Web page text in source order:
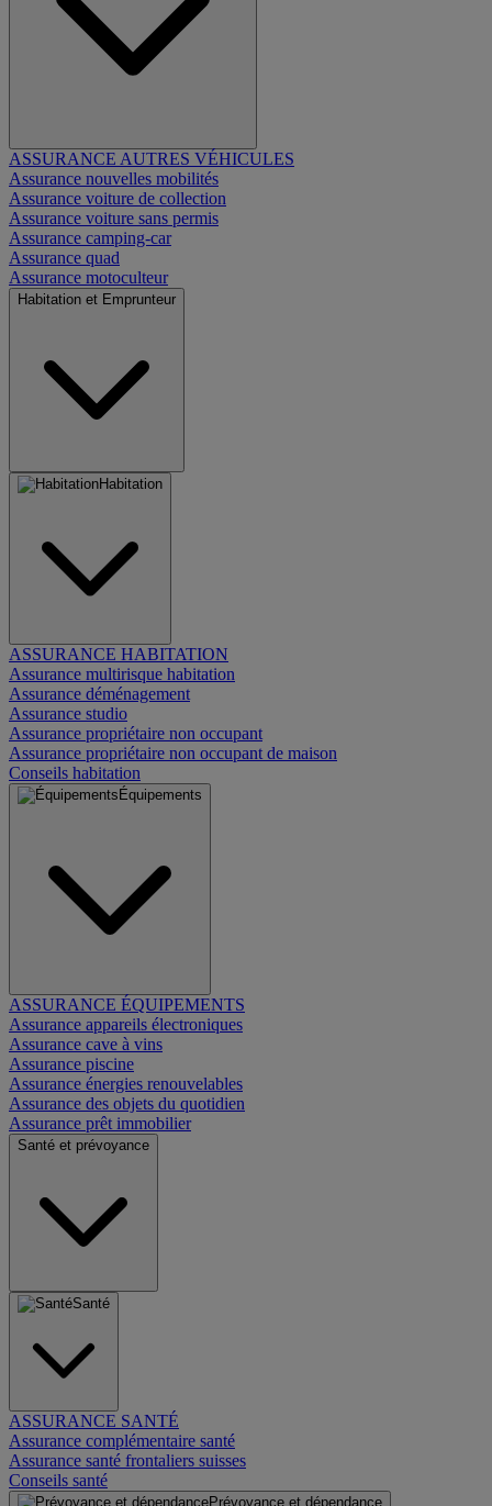
ASSURANCE AUTRES VÉHICULES
Assurance nouvelles mobilités
Assurance voiture de collection
Assurance voiture sans permis
Assurance camping-car
Assurance quad
Assurance motoculteur
Habitation et Emprunteur
Habitation
ASSURANCE HABITATION
Assurance multirisque habitation
Assurance déménagement
Assurance studio
Assurance propriétaire non occupant
Assurance propriétaire non occupant de maison
Conseils habitation
Équipements
ASSURANCE ÉQUIPEMENTS
Assurance appareils électroniques
Assurance cave à vins
Assurance piscine
Assurance énergies renouvelables
Assurance des objets du quotidien
Assurance prêt immobilier
Santé et prévoyance
Santé
ASSURANCE SANTÉ
Assurance complémentaire santé
Assurance santé frontaliers suisses
Conseils santé
Prévoyance et dépendance